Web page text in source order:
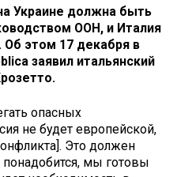
Украине должна быть
ООН, и Италия
Об этом 17 декабря в
заявил итальянский
опасных
не будет европейской,
Это должен
мы готовы